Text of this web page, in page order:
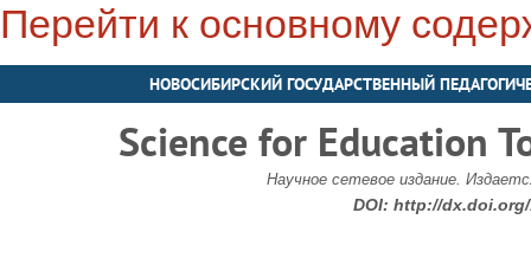
Перейти к основному
НОВОСИБИРСКИЙ ГОСУДАРСТВЕННЫЙ
Science for Education
Научное сетевое издание.
DOI: http://dx.doi.org/